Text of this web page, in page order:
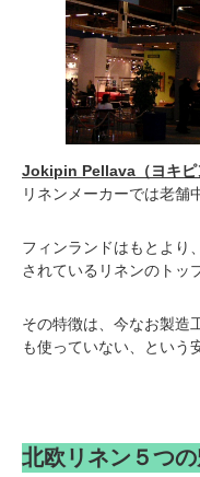
Jokipin Pellava（ヨキピ
リネンメーカーでは老舗
フィンランドはもとより
されているリネンのトッ
その特徴は、今なお製造
も使っていない、という
北欧リネン５つの